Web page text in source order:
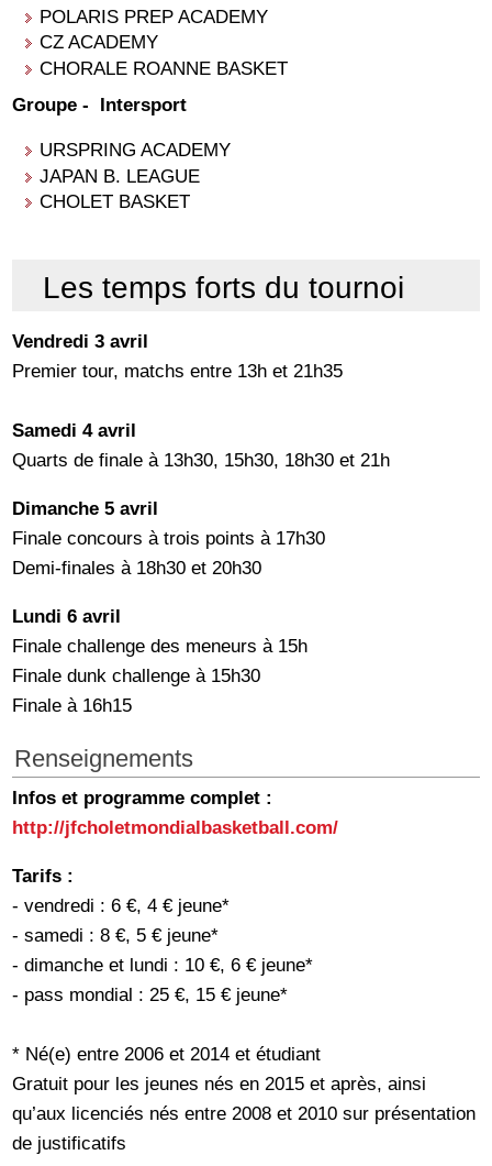
POLARIS PREP ACADEMY
CZ ACADEMY
CHORALE ROANNE BASKET
Groupe - Intersport
URSPRING ACADEMY
JAPAN B. LEAGUE
CHOLET BASKET
Les temps forts du tournoi
Vendredi 3 avril
Premier tour, matchs entre 13h et 21h35
Samedi 4 avril
Quarts de finale à 13h30, 15h30, 18h30 et 21h
Dimanche 5 avril
Finale concours à trois points à 17h30
Demi-finales à 18h30 et 20h30
Lundi 6 avril
Finale challenge des meneurs à 15h
Finale dunk challenge à 15h30
Finale à 16h15
Renseignements
Infos et programme complet :
http://jfcholetmondialbasketball.com/
Tarifs :
- vendredi : 6 €, 4 € jeune*
- samedi : 8 €, 5 € jeune*
- dimanche et lundi : 10 €, 6 € jeune*
- pass mondial : 25 €, 15 € jeune*
* Né(e) entre 2006 et 2014 et étudiant
Gratuit pour les jeunes nés en 2015 et après, ainsi
qu’aux licenciés nés entre 2008 et 2010 sur présentation
de justificatifs